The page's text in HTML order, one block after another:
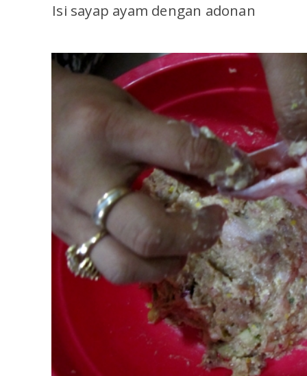
Isi sayap ayam dengan adonan